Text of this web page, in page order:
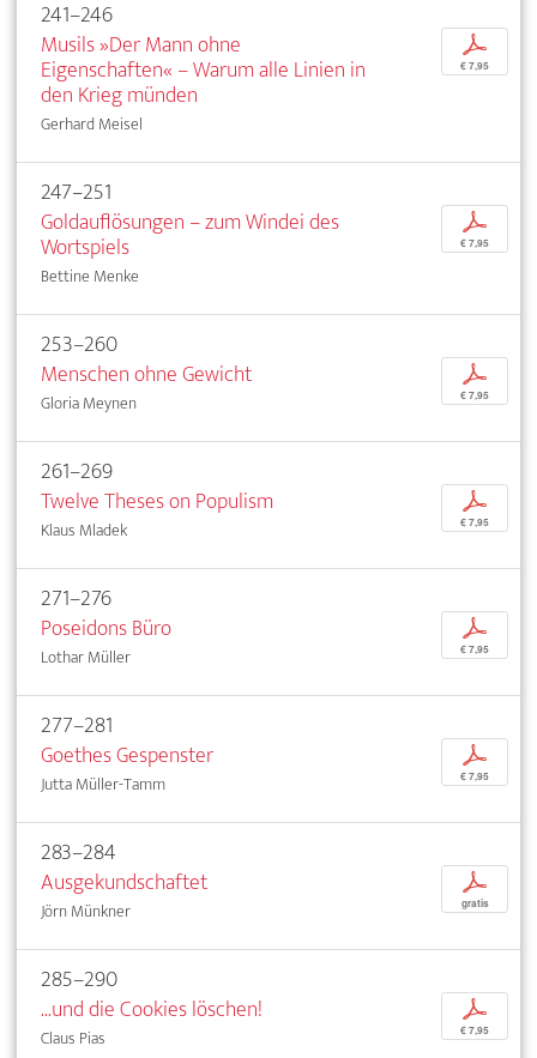
241–246
Musils »Der Mann ohne
Eigenschaften« – Warum alle Linien in
den Krieg münden
Gerhard Meisel
p
€ 7,95
247–251
Goldauflösungen – zum Windei des
Wortspiels
Bettine Menke
p
€ 7,95
253–260
Menschen ohne Gewicht
Gloria Meynen
p
€ 7,95
261–269
Twelve Theses on Populism
Klaus Mladek
p
€ 7,95
271–276
Poseidons Büro
Lothar Müller
p
€ 7,95
277–281
Goethes Gespenster
Jutta Müller-Tamm
p
€ 7,95
283–284
Ausgekundschaftet
Jörn Münkner
p
gratis
285–290
...und die Cookies löschen!
Claus Pias
p
€ 7,95